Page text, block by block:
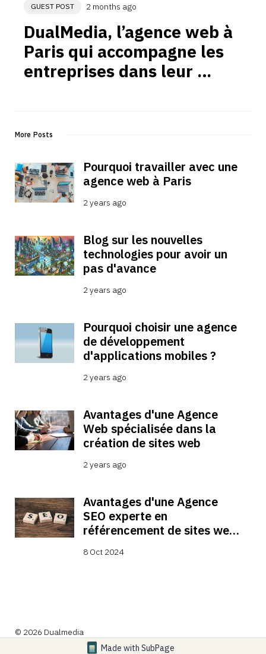
GUEST POST 2 months ago
DualMedia, l’agence web à
Paris qui accompagne les
entreprises dans leur
More Posts
Pourquoi travailler avec une
agence web à Paris
2 years ago
Blog sur les nouvelles
technologies pour avoir un
pas d'avance
2 years ago
Pourquoi choisir une agence
de développement
d'applications mobiles ?
2 years ago
Avantages d'une Agence
Web spécialisée dans la
création de sites web
2 years ago
Avantages d'une Agence
SEO experte en
référencement de sites web
moteurs de recherche.
8 Oct 2024
© 2026 Dualmedia
Made with SubPage